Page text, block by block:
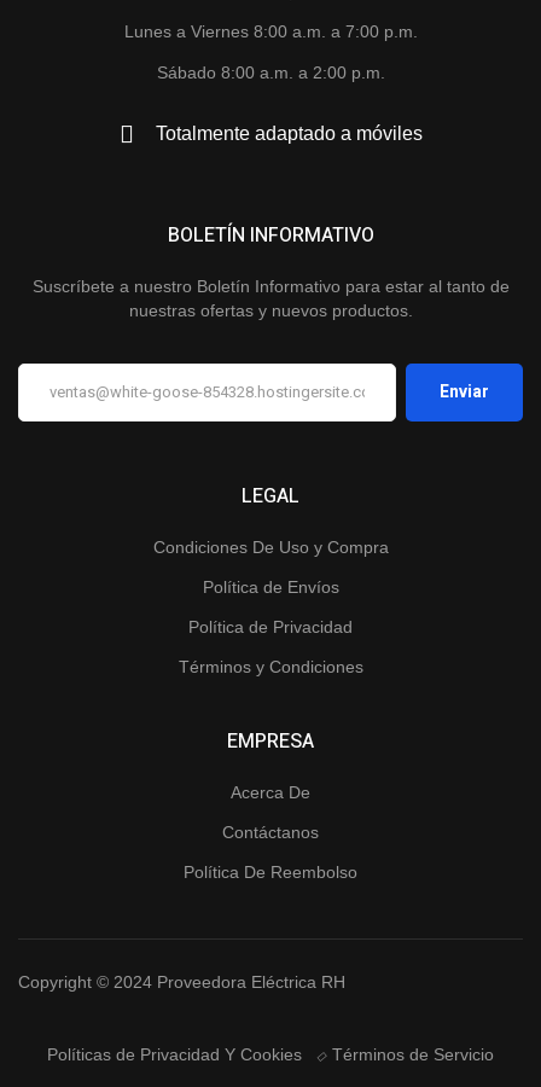
Lunes a Viernes 8:00 a.m. a 7:00 p.m.
Sábado 8:00 a.m. a 2:00 p.m.
Totalmente adaptado a móviles
LEGAL
Condiciones De Uso y Compra
Política de Envíos
Política de Privacidad
Términos y Condiciones
EMPRESA
Acerca De
Contáctanos
Política De Reembolso
BOLETÍN INFORMATIVO
Suscríbete a nuestro Boletín Informativo para estar al tanto de
nuestras ofertas y nuevos productos.
Copyright © 2024 Proveedora Eléctrica RH
Políticas de Privacidad Y Cookies Términos de Servicio